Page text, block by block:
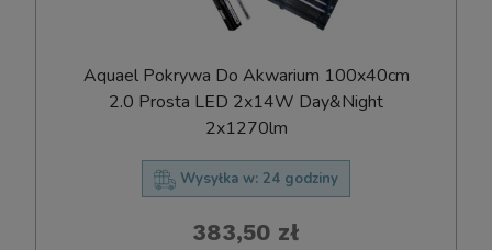
Aquael Pokrywa Do Akwarium 100x40cm
2.0 Prosta LED 2x14W Day&Night
2x1270lm
Wysyłka w: 24 godziny
383,50 zł